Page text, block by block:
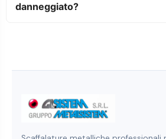
danneggiato?